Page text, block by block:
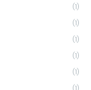
(1)
(1)
(1)
(1)
(1)